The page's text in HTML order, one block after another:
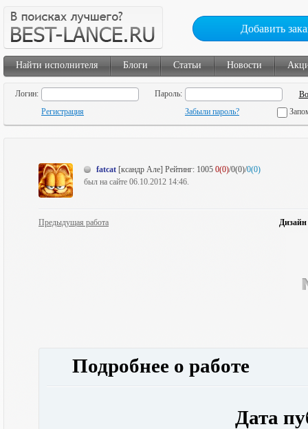
Добавить
Найти исполнителя Блоги Статьи Новости
Логин:
Пароль:
Регистрация
Забыли пароль?
fatcat [ксандр Але] Рейтинг: 1005 0(0)/0(0)/0(0)
был на сайте 06.10.2012 14:46.
Предыдущая работа Дизайн
Подробнее о работе
Дата